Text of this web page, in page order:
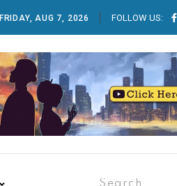
FRIDAY, AUG 7, 2026 FOLLOW US: